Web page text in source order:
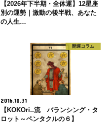
【2026年下半期・全体運】12星座
別の運勢｜激動の後半戦、あなた
の人生…
開運コラム
2016.10.31
【KOKOri..流 バランシング・タ
ロット～ペンタクルの６】